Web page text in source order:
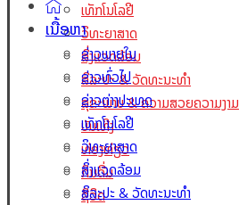
ເທັກໂນໂລຢີ
ວິທະຍາສາດ
ສິ່ງແວດລ້ອມ
ສິລະປະ & ວັດທະນະທຳ
ສຸຂະພາບ & ຄວາມສວຍຄວາມງາມ
ບັນເທີງ
ທ່ອງທ່ຽວ
ກິນດື່ມ
ຊີວິດ
ເນື້ອຫາ
ຂ່າວພາຍໃນ
ຂ່າວທົ່ວໄປ
ຂ່າວຕ່າງປະເທດ
ເທັກໂນໂລຢີ
ວິທະຍາສາດ
ສິ່ງແວດລ້ອມ
ສິລະປະ & ວັດທະນະທຳ